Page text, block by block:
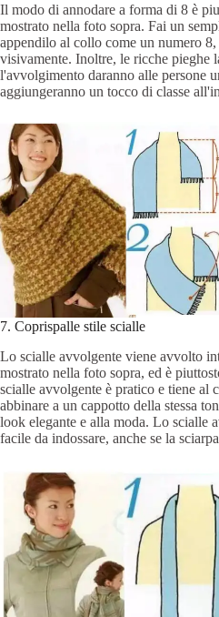
Il modo di annodare a forma di 8 è
mostrato nella foto sopra. Fai un
appendilo al collo come un numero
visivamente. Inoltre, le ricche pieghe
l'avvolgimento daranno alle persone
aggiungeranno un tocco di classe
7. Coprispalle stile scialle
Lo scialle avvolgente viene avvolto
mostrato nella foto sopra, ed è
scialle avvolgente è pratico e tiene al
abbinare a un cappotto della stessa
look elegante e alla moda. Lo scialle
facile da indossare, anche se la